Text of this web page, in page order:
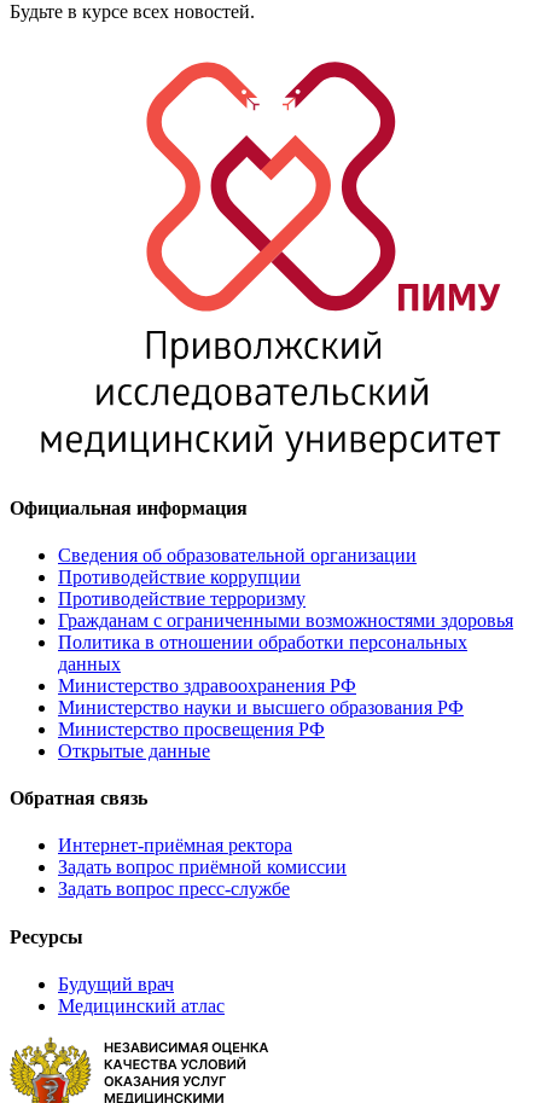
Будьте в курсе всех новостей.
Официальная информация
Сведения об образовательной организации
Противодействие коррупции
Противодействие терроризму
Гражданам с ограниченными возможностями здоровья
Политика в отношении обработки персональных
данных
Министерство здравоохранения РФ
Министерство науки и высшего образования РФ
Министерство просвещения РФ
Открытые данные
Обратная связь
Интернет-приёмная ректора
Задать вопрос приёмной комиссии
Задать вопрос пресс-службе
Ресурсы
Будущий врач
Медицинский атлас